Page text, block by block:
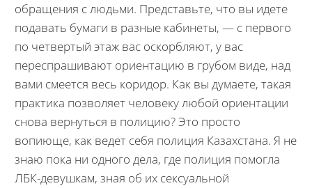
обращения с людьми. Представьте, что вы идете
подавать бумаги в разные кабинеты, — с первого
по четвертый этаж вас оскорбляют, у вас
переспрашивают ориентацию в грубом виде, над
вами смеется весь коридор. Как вы думаете, такая
практика позволяет человеку любой ориентации
снова вернуться в полицию? Это просто
вопиюще, как ведет себя полиция Казахстана. Я не
знаю пока ни одного дела, где полиция помогла
ЛБК-девушкам, зная об их сексуальной